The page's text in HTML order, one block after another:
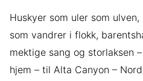
Huskyer som uler som
som vandrer i flokk,
mektige sang og storlaksen
hjem – til Alta Canyon –